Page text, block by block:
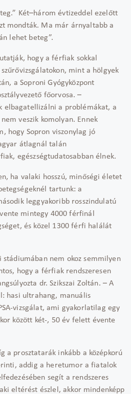
Két–három évtizeddel ezelőtt
mondták. Ma már árnyaltabb a
lehet beteg”.
hogy a férfiak sokkal
mint a hölgyek
a Soproni Gyógyközpont
főorvosa. –
elbagatellizálni a problémákat, a
veszik komolyan. Ennek
hogy Sopron viszonylag jó
átlagnál talán
egészségtudatosabban élnek.
ha valaki hosszú, minőségi életet
tartunk: a
leggyakoribb rosszindulatú
mintegy 4000 férfinál
és közel 1300 férfi halálát
stádiumában nem okoz semmilyen
hogy a férfiak rendszeresen
dr. Szikszai Zoltán. – A
hasi ultrahang, manuális
vizsgálat, ami gyakorlatilag egy
között két-, 50 év felett évente
a prosztatarák inkább a középkorú
addig a heretumor a fiatalok
segít a rendszeres
eltérést észlel, akkor mindenképp